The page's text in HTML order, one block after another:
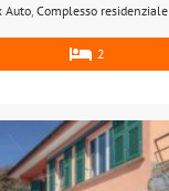
Auto Complesso residenziale
2